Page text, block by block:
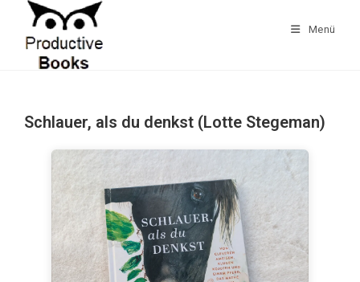
springen
Menü
Schlauer, als du denkst (Lotte Stegeman)